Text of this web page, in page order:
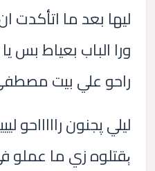
ليها بعد ما
ورا الباب بعياط بس
راحو علي بيت
ليلي پجنون راااااحو
ېقتلوه زي ما عملو